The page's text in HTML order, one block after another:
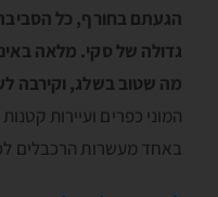
הגעתם בחורף, כל
גדולה של סקי. מלאה
מה שטוב בשלג, וקירבה
המוני כפרים ועיירות
באחד מעשרות הרכבלים